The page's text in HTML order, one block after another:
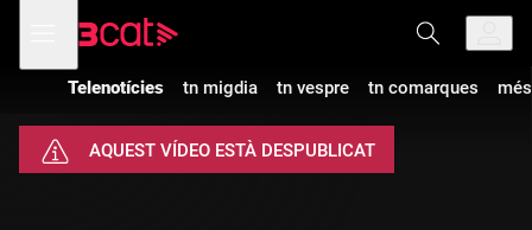
navegació
menú
de
Telenotícies tn migdia tn vespre tn comarques
AQUEST VÍDEO ESTÀ DESPUBLICAT